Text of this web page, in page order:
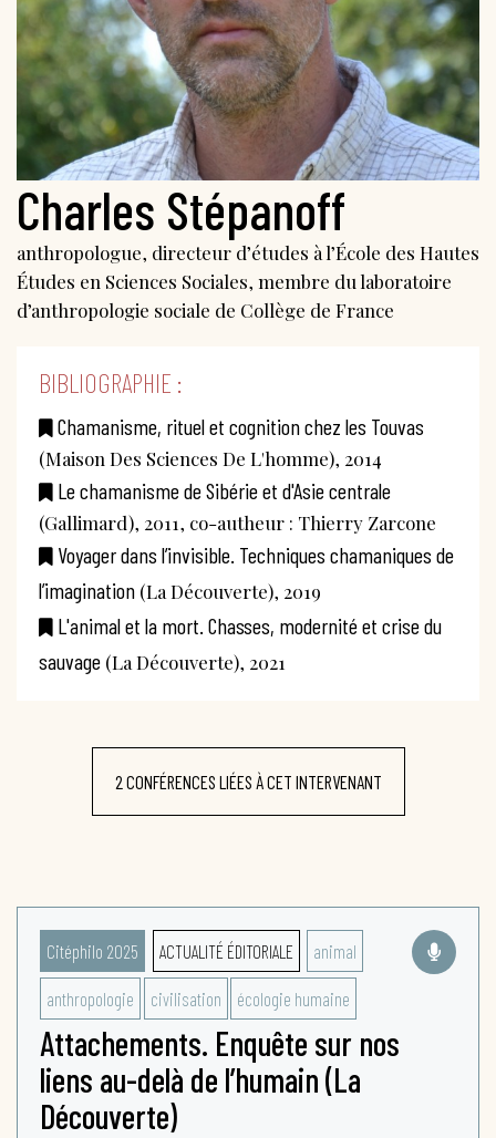
Charles Stépanoff
anthropologue, directeur d’études à l’École des Hautes
Études en Sciences Sociales, membre du laboratoire
d’anthropologie sociale de Collège de France
BIBLIOGRAPHIE :
Chamanisme, rituel et cognition chez les Touvas
(Maison Des Sciences De L'homme), 2014
Le chamanisme de Sibérie et d'Asie centrale
(Gallimard), 2011, co-autheur : Thierry Zarcone
Voyager dans l’invisible. Techniques chamaniques de
l’imagination (La Découverte), 2019
L'animal et la mort. Chasses, modernité et crise du
sauvage (La Découverte), 2021
2 CONFÉRENCES LIÉES À CET INTERVENANT
Citéphilo 2025 ACTUALITÉ ÉDITORIALE animal
anthropologie civilisation écologie humaine
Attachements. Enquête sur nos
liens au-delà de l’humain (La
Découverte)